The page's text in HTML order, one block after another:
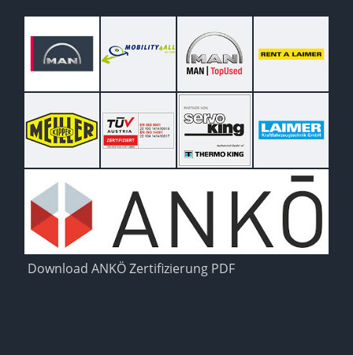
Download ANKÖ Zertifizierung PDF